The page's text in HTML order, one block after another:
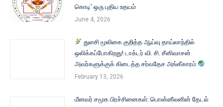
கொடி’ ஒரு புதிய உதயம்
June 4, 2026
துளசி மூலிகை குறித்த ஆய்வு தாய்லாந்தில்
ஒலிக்கப்போகிறது! டாக்டர் வி. சி. சீனிவாசன்
அவர்களுக்குக் கிடைத்த சர்வதேச அங்கீகாரம்
February 13, 2026
மீனவர் சமூக பிரச்சினைகள்: பொன்னீலனின் தேடல்